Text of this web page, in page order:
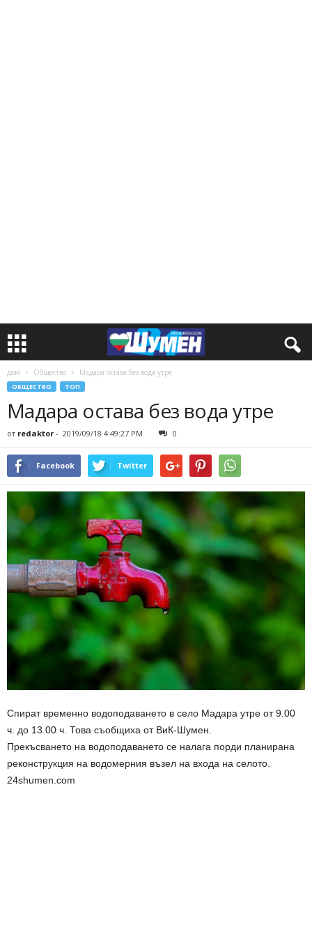
дом Общество Мадара остава без вода утре
ОБЩЕСТВО ТОП
Мадара остава без вода утре
от redaktor - 2019/09/18 4:49:27 PM 0
Facebook Twitter
Спират временно водоподаването в село Мадара утре от 9.00
ч. до 13.00 ч. Това съобщиха от ВиК-Шумен.
Прекъсването на водоподаването се налага порди планирана
реконструкция на водомерния възел на входа на селото.
24shumen.com